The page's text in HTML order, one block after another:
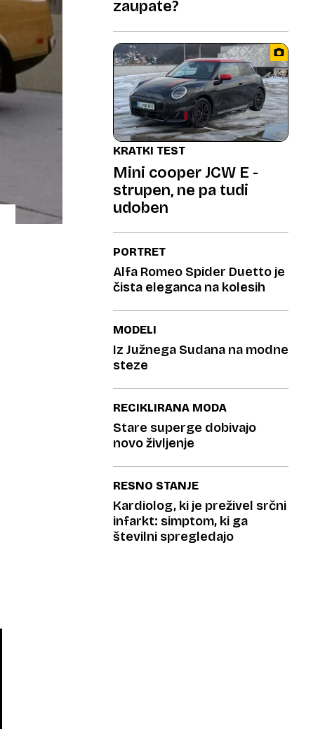
zaupate?
KRATKI TEST
Mini cooper JCW E -
strupen, ne pa tudi
udoben
PORTRET
Alfa Romeo Spider Duetto je
čista eleganca na kolesih
MODELI
Iz Južnega Sudana na modne
steze
RECIKLIRANA MODA
Stare superge dobivajo
novo življenje
RESNO STANJE
Kardiolog, ki je preživel srčni
infarkt: simptom, ki ga
številni spregledajo